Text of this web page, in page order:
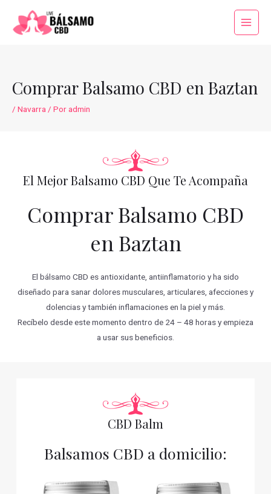
contenido
Main
Comprar Balsamo CBD en Baztan
/ Navarra / Poradmin
El Mejor Balsamo CBD Que Te Acompaña
Comprar Balsamo CBD
en Baztan
El bálsamo CBD es antioxidante, antiinflamatorio y ha sido
diseñado para sanar dolores musculares, articulares, afecciones y
dolencias y también inflamaciones en la piel y más.
Recíbelo desde este momento dentro de 24 – 48 horas y empieza
a usar sus beneficios.
CBD Balm
Balsamos CBD a domicilio: